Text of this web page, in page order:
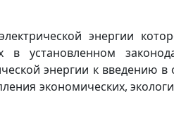
энергии
установленном
энергии к введению
экономических,